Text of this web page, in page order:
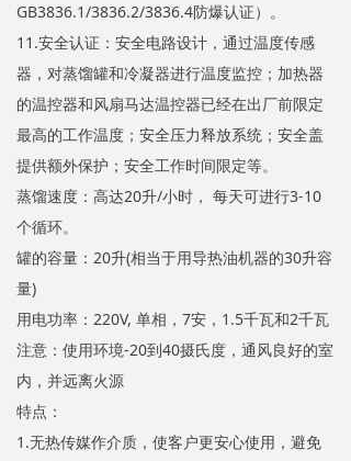
GB3836.1/3836.2/3836.4防爆认证）。
11.安全认证：安全电路设计，通过温度传感
器，对蒸馏罐和冷凝器进行温度监控；加热器
的温控器和风扇马达温控器已经在出厂前限定
最高的工作温度；安全压力释放系统；安全盖
提供额外保护；安全工作时间限定等。
蒸馏速度：高达20升/小时， 每天可进行3-10
个循环。
罐的容量：20升(相当于用导热油机器的30升容
量)
用电功率：220V, 单相，7安，1.5千瓦和2千瓦
注意：使用环境-20到40摄氏度，通风良好的室
内，并远离火源
特点：
1.无热传媒作介质，使客户更安心使用，避免